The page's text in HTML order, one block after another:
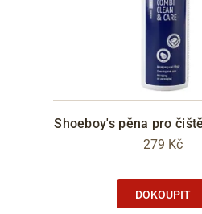
Shoeboy's pěna pro
279 Kč
DOKOUPIT